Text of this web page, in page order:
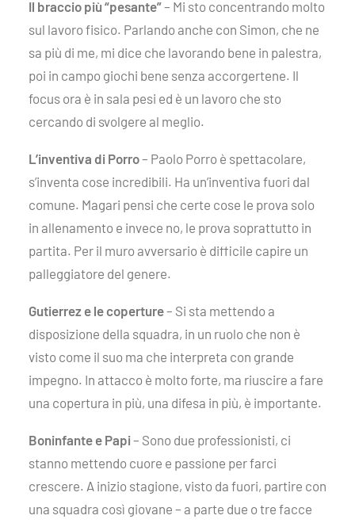
Il braccio più “pesante”– Mi sto concentrando molto
sul lavoro fisico. Parlando anche con Simon, che ne
sa più di me, mi dice che lavorando bene in palestra,
poi in campo giochi bene senza accorgertene. Il
focus ora è in sala pesi ed è un lavoro che sto
cercando di svolgere al meglio.
L’inventiva di Porro– Paolo Porro è spettacolare,
s’inventa cose incredibili. Ha un’inventiva fuori dal
comune. Magari pensi che certe cose le prova solo
in allenamento e invece no, le prova soprattutto in
partita. Per il muro avversario è difficile capire un
palleggiatore del genere.
Gutierrez e le coperture– Si sta mettendo a
disposizione della squadra, in un ruolo che non è
visto come il suo ma che interpreta con grande
impegno. In attacco è molto forte, ma riuscire a fare
una copertura in più, una difesa in più, è importante.
Boninfante e Papi– Sono due professionisti, ci
stanno mettendo cuore e passione per farci
crescere. A inizio stagione, visto da fuori, partire con
una squadra così giovane – a parte due o tre facce